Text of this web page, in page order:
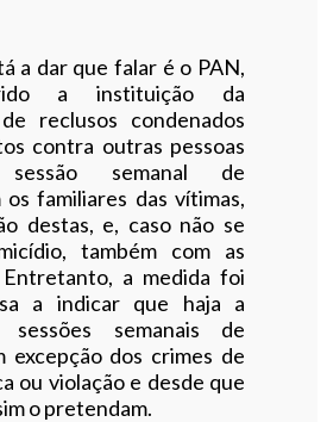
a dar que falar é o PAN,
a instituição da
reclusos condenados
contra outras pessoas
semanal de
familiares das vítimas,
destas, e, caso não se
também com as
Entretanto, a medida foi
a indicar que haja a
sessões semanais de
excepção dos crimes de
ou violação e desde que
o pretendam.